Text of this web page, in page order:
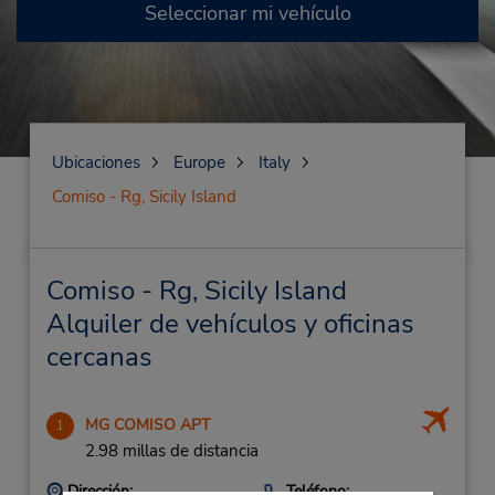
Seleccionar mi vehículo
Ubicaciones Europe
Italy
Comiso - Rg, Sicily Island
Comiso - Rg, Sicily Island
Alquiler de vehículos y oficinas
cercanas
1 MG COMISO APT
2.98 millas de distancia